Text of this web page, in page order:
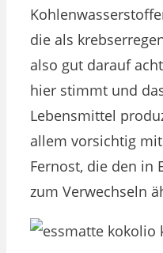
die als
also gut darauf
hier stimmt und
Lebensmittel
allem vorsichtig
Fernost, die den in
zum Verwechseln